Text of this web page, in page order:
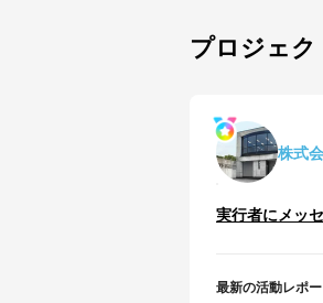
プロジェク
株式
実行者にメッ
最新の活動レポー